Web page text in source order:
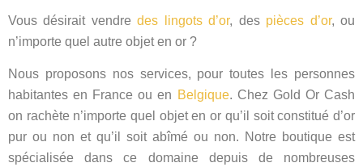
Vous désirait vendredes lingots d’or, des pièces d’or, ou
n’importe quel autre objet en or ?
Nous proposons nos services, pour toutes les personnes
habitantes en France ou en Belgique. Chez Gold Or Cash
on rachète n’importe quel objet en or qu’il soit constitué d’or
pur ou non et qu’il soit abîmé ou non. Notre boutique est
spécialisée dans ce domaine depuis de nombreuses